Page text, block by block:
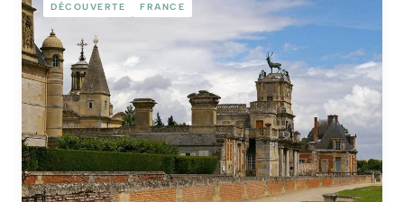
DÉCOUVERTE FRANCE